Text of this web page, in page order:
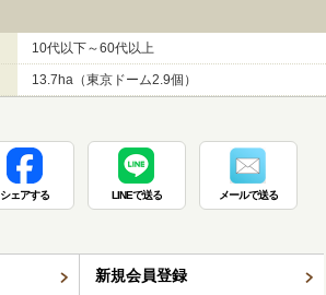
10代以下～60代以上
13.7ha（東京ドーム2.9個）
シェアする LINEで送る メールで送る
新規会員登録